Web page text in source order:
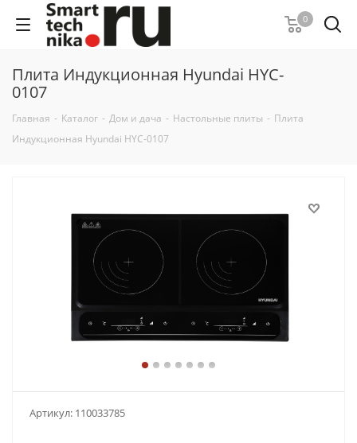
0
Плита Индукционная Hyundai HYC-
0107
Главная - Каталог - Дом и дача - Настольные плиты - Плита
Индукционная Hyundai HYC-0107
Артикул: 110033785